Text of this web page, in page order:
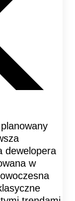
dewelopera
w